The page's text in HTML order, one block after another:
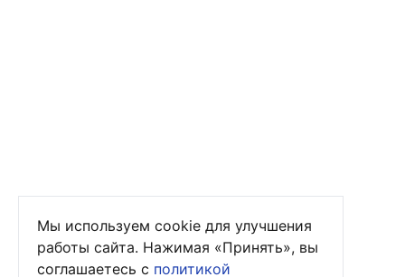
Мы используем cookie для улучшения
работы сайта. Нажимая «Принять», вы
соглашаетесь с политикой